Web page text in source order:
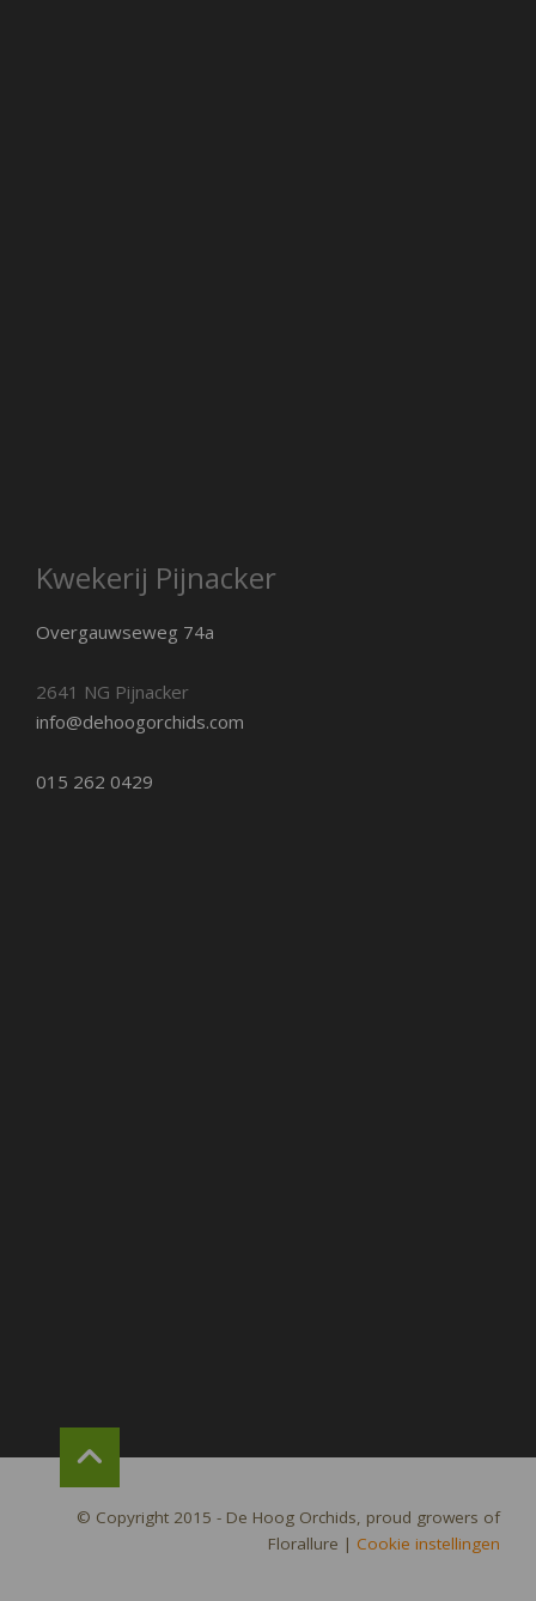
Kwekerij Pijnacker
Overgauwseweg 74a
2641 NG Pijnacker
info@dehoogorchids.com
015 262 0429
© Copyright 2015 - De Hoog Orchids, proud growers of
Florallure | Cookie instellingen